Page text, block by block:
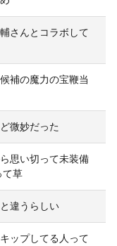
さんとコラボして
補の魔力の宝鞭当
微妙だった
思い切って未装備
て草
違うらしい
ップしてる人って